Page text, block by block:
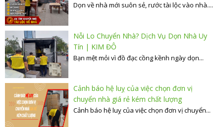
Dọn về nhà mới suôn sẻ, rước tài lộc vào nhà....
Nỗi Lo Chuyển Nhà? Dịch Vụ Dọn Nhà Uy
Tín | KIM ĐÔ
Bạn mệt mỏi vì đồ đạc cồng kềnh ngày dọn...
Cảnh báo hệ luỵ của việc chọn đơn vị
chuyển nhà giá rẻ kém chất lượng
Cảnh báo hệ luỵ của việc chọn đơn vị chuyển...